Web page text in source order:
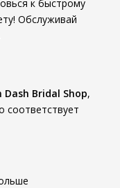
к быстрому
Обслуживай
Dash Bridal Shop,
соответствует